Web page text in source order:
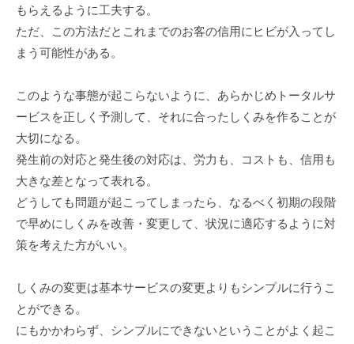
もらえるように工夫する。
ただ、この方法だとこれまでのお客の信用にヒビが入ってし
まう可能性がある。
このような事態が起こらないように、あらかじめトータルサ
ービスを正しく予測して、それに合ったしくみを作ることが
大切になる。
発生前の対応と発生後の対応は、労力も、コストも、信用も
大きな差となって表れる。
どうしても問題が起こってしまったら、なるべく初期の段階
で早めにしくみを改善・変更して、状況に適応するように対
策を考えた方がいい。
しくみの変更は基本サービスの変更よりもシンプルに行うこ
とができる。
にもかかわらず、シンプルにできないということがよく起こ